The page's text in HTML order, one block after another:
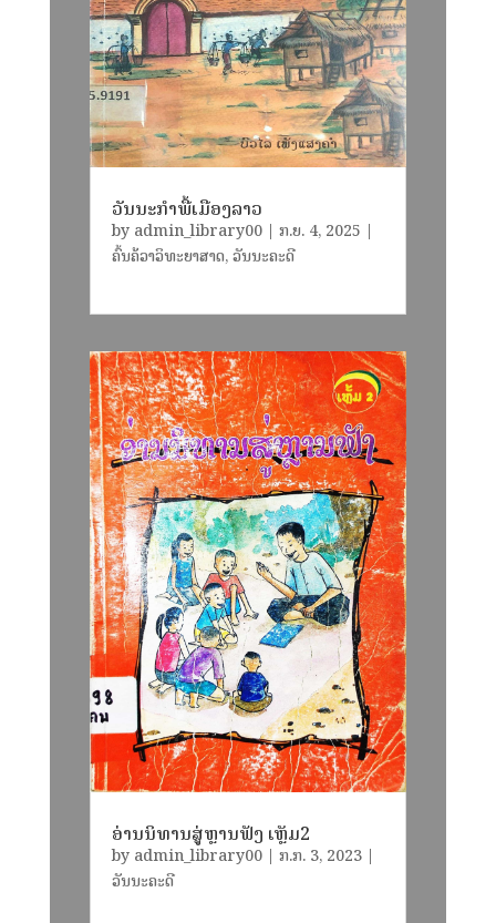
ວັນນະກຳພື້ເມືອງລາວ
by admin_library00| ກ.ຍ. 4, 2025 |
ຄົ້ນຄ້ວາວິທະຍາສາດ,ວັນນະຄະດີ
ອ່ານນິທານສູ່ຫຼານຟັງ ເຫຼັມ2
by admin_library00| ​ກ.ກ. 3, 2023|
ວັນນະຄະດີ